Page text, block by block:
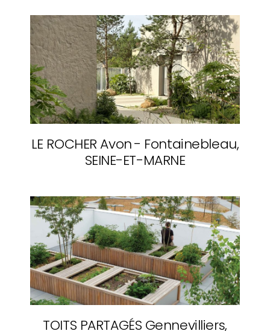
LE ROCHERAvon - Fontainebleau,
SEINE-ET-MARNE
TOITS PARTAGÉS Gennevilliers,